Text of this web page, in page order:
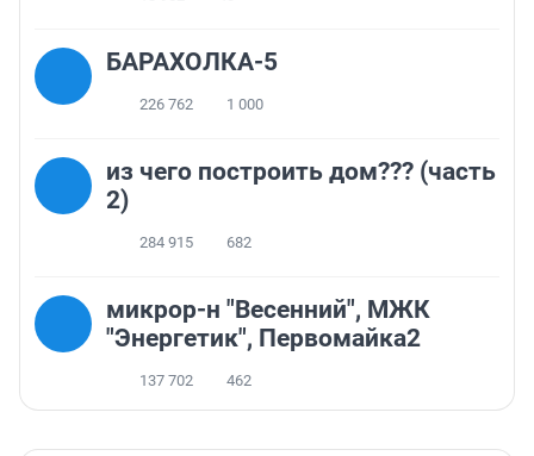
БАРАХОЛКА-5
226 762 1 000
из чего построить дом??? (часть
2)
284 915 682
микрор-н "Весенний", МЖК
"Энергетик", Первомайка2
137 702 462